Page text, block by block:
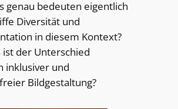
genau bedeuten eigentlich
Diversität und
in diesem Kontext?
ist der Unterschied
inklusiver und
Bildgestaltung?